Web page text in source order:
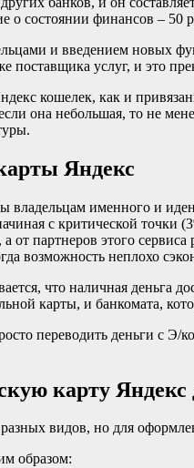
о состоянии финансов – 50
и введением новых
поставщика услуг, и это
кошелек, как и
она небольшая, то не
Яндекс
владельцам именного и
с критической точки
от партнеров этого
возможность неплохо
что наличная деньга
карты, и банкомата,
переводить деньги с Э/
карту Яндекс
видов, но для
образом: